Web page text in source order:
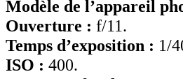
Modèle de l’appareil
Ouverture : f/11.
Temps d’exposition : 1/
ISO : 400.